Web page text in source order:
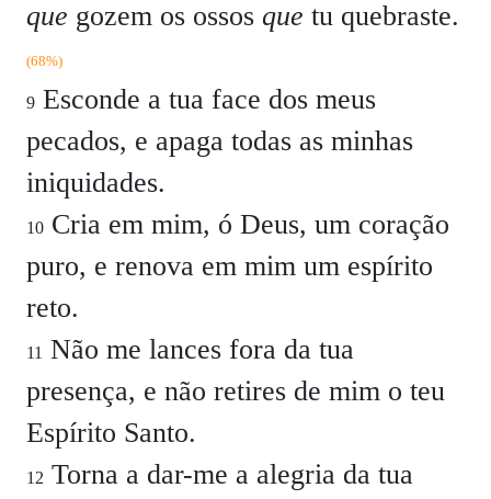
que gozem os ossos que tu quebraste.
(68%)
9 Esconde a tua face dos meus
pecados, e apaga todas as minhas
iniquidades.
10 Cria em mim, ó Deus, um coração
puro, e renova em mim um espírito
reto.
11 Não me lances fora da tua
presença, e não retires de mim o teu
Espírito Santo.
12 Torna a dar-me a alegria da tua